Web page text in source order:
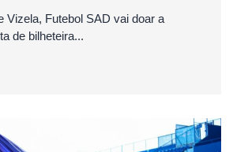
Vizela, Futebol SAD vai doar a
de bilheteira...